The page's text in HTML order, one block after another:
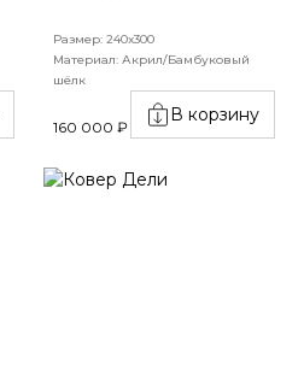
Размер: 240х300
Материал: Акрил/Бамбуковый
шёлк
160 000 ₽
В корзину